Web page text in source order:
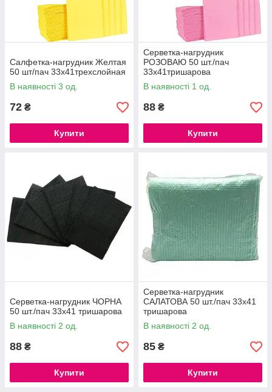
Салфетка-нагрудник Желтая
50 шт/пач 33х41трехслойная
В наявності 3 од.
72 ₴
Купити
Серветка-нагрудник
РОЗОВАЮ 50 шт./пач
33х41тришарова
В наявності 1 од.
88 ₴
Купити
Серветка-нагрудник ЧОРНА
50 шт./пач 33х41 тришарова
В наявності 2 од.
88 ₴
Купити
Серветка-нагрудник
САЛАТОВА 50 шт./пач 33х41
тришарова
В наявності 2 од.
85 ₴
Купити